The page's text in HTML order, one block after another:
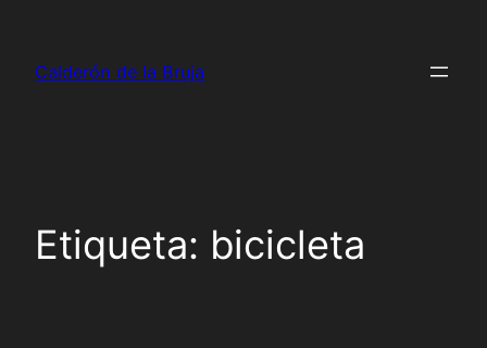
contenido
Calderón de la Bruja
Etiqueta: bicicleta